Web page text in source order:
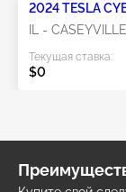
2024 TESLA
IL - CASEYVILLE
Текущая ставка:
$0